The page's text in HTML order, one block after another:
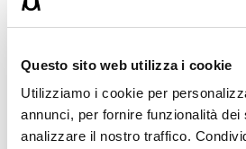
Questo sito web utilizza i cookie
Utilizziamo i cookie per
annunci, per fornire funzionalità dei
analizzare il nostro traffico.
novità:
🏋🏻‍♂️ T-shirt Allenamentohttp://
Avvertenze: le informazioni contenute in
sostituirsi in nessun modo a parere
L’autore declina ogni responsabilità di